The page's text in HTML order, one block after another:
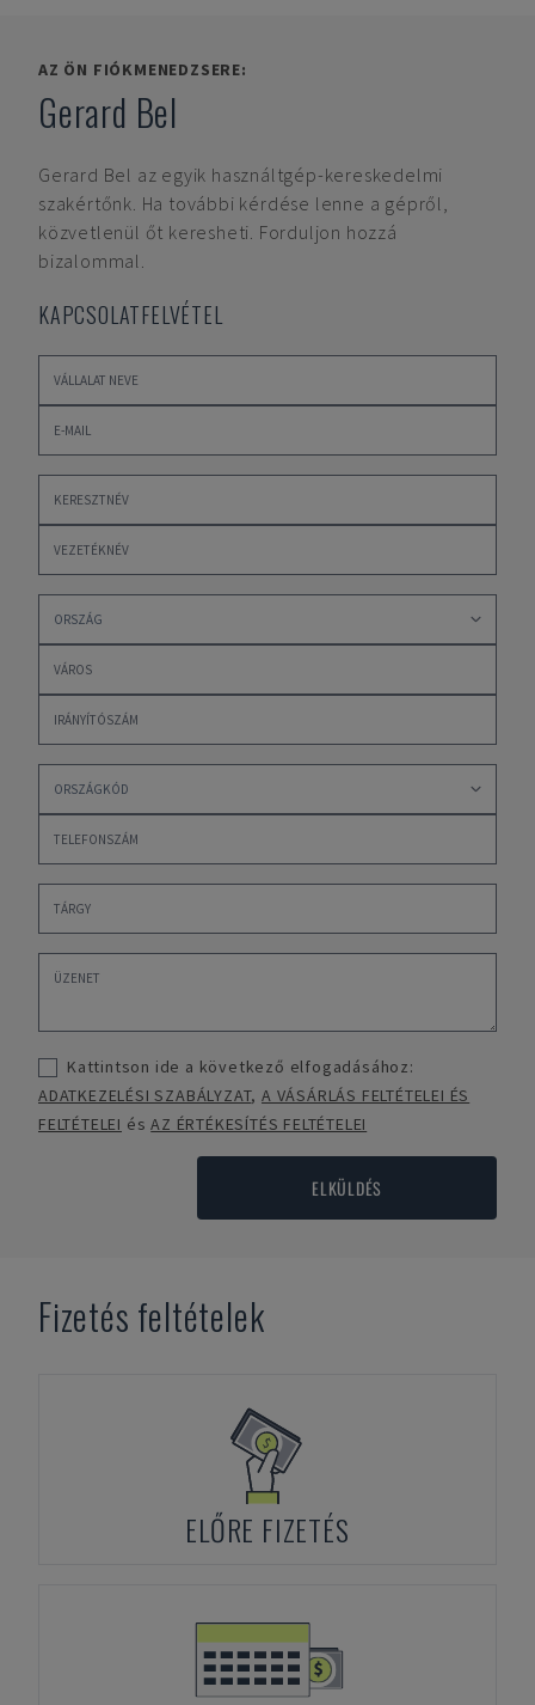
AZ ÖN FIÓKMENEDZSERE:
Gerard Bel
Gerard Bel az egyik használtgép-kereskedelmi
szakértőnk. Ha további kérdése lenne a gépről,
közvetlenül őt keresheti. Forduljon hozzá
bizalommal.
KAPCSOLATFELVÉTEL
Kattintson ide a következő elfogadásához:
ADATKEZELÉSI SZABÁLYZAT,A VÁSÁRLÁS FELTÉTELEI ÉS
FELTÉTELEI ésAZ ÉRTÉKESÍTÉS FELTÉTELEI
ELKÜLDÉS
Fizetés feltételek
ELŐRE FIZETÉS